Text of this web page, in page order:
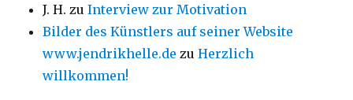
J. H. zuInterview zur Motivation
Bilder des Künstlers auf seiner Website
www.jendrikhelle.de zuHerzlich
willkommen!